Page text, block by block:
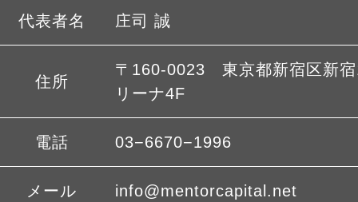
代表者名 庄司 誠
住所
〒160-0023 東京都新宿区新
リーナ4F
電話 03−6670−1996
メール info@mentorcapital.net